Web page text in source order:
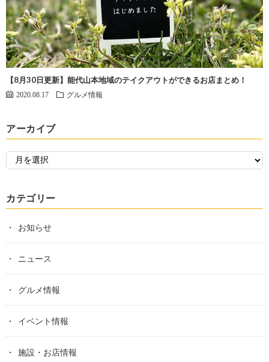
【8月30日更新】能代山本地域のテイクアウトができるお店まとめ！
2020.08.17 グルメ情報
アーカイブ
カテゴリー
お知らせ
ニュース
グルメ情報
イベント情報
施設・お店情報